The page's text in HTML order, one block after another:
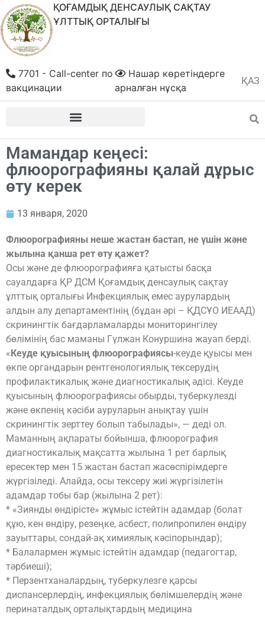
ҚОҒАМДЫҚ ДЕНСАУЛЫҚ САҚТАУ
ҰЛТТЫҚ ОРТАЛЫҒЫ
ҚАЗ
РУС
Нашар көретіндерге
арналған нұсқа
7701 - Call-center по
вакцинации
Мамандар кеңесі:
флюорографияны қалай дұрыс
өту керек
13 января, 2020
Флюорографияны неше жастан бастап, не үшін және
жылына қанша рет өту қажет?
Осы және де флюорографияға қатысты басқа
сауалдарға ҚР ДСМ Қоғамдық денсаулық сақтау
ұлттық орталығы Инфекциялық емес аурулардың
алдын алу департаментінің (бұдан әрі – ҚДСҰО ИЕААД)
скринингтік бағдарламаларды мониторингілеу
бөлімінің бас маманы Гүлжан Конуршина жауап берді.
«Кеуде қуысының флюорографиясы-кеуде қуысы мен
өкпе органдарын рентгенологиялық тексерудің
профилактикалық және диагностикалық әдісі. Кеуде
қуысының флюорографиясы обырды, туберкулезді
және өкпенің кәсіби ауруларын анықтау үшін
скринингтік зерттеу болып табылады», — деді ол.
Маманның ақпараты бойынша, флюорография
диагностикалық мақсатта жылына 1 рет барлық
ересектер мен 15 жастан бастап жасөспірімдерге
жүргізіледі. Алайда, осы тексеру жиі жүргізілетін
адамдар тобы бар (жылына 2 рет):
* «Зиянды өндірісте» жұмыс істейтін адамдар (болат
құю, кен өндіру, резеңке, асбест, полипропилен өндіру
зауыттары, сондай-ақ химиялық кәсіпорындар);
* Балалармен жұмыс істейтін адамдар (педагогтар,
тәрбиеші);
* Перзентханалардың, туберкулезге қарсы
диспансерлердің, инфекциялық бөлімшелердің және
перинаталдық орталықтардың медицина